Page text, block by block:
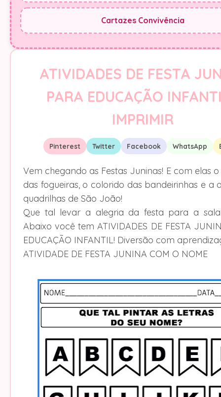
Cartazes Convivência
ATIVIDADES DE FESTA
PARA EDUCAÇÃO
IMPRIMIR
Pinterest Twitter Facebook WhatsApp
Vem chegando as Festas Juninas! E com elas
das fogueiras, o colorido das bandeirinhas e a
quadrilhas de São João!
Que tal levar a alegria da festa para a
Abaixo você tem ATIVIDADES DE FESTA
EDUCAÇÃO INFANTIL! Diversão com
ATIVIDADE DE FESTA JUNINA COM O NOME